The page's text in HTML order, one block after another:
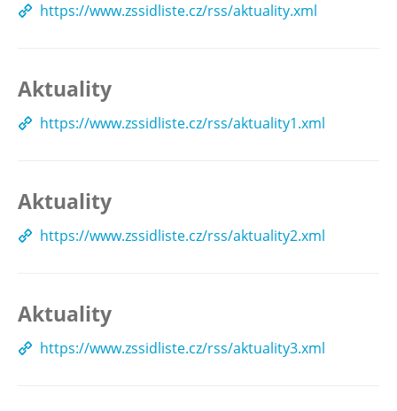
https://www.zssidliste.cz/rss/aktuality.xml
Aktuality
https://www.zssidliste.cz/rss/aktuality1.xml
Aktuality
https://www.zssidliste.cz/rss/aktuality2.xml
Aktuality
https://www.zssidliste.cz/rss/aktuality3.xml